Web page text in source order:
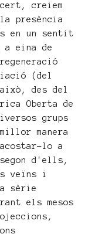
creiem
presència
en un sentit
a eina de
(del
des del
Oberta de
grups
manera
lo a
d'ells,
veïns i
sèrie
els mesos